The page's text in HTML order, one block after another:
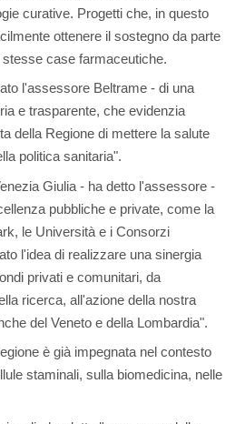
curative. Progetti che, in questo
ottenere il sostegno da parte
case farmaceutiche.
l'assessore Beltrame - di una
e trasparente, che evidenzia
della Regione di mettere la salute
politica sanitaria".
Giulia - ha detto l'assessore -
pubbliche e private, come la
le Università e i Consorzi
l'idea di realizzare una sinergia
privati e comunitari, da
ricerca, all'azione della nostra
del Veneto e della Lombardia".
è già impegnata nel contesto
staminali, sulla biomedicina, nelle